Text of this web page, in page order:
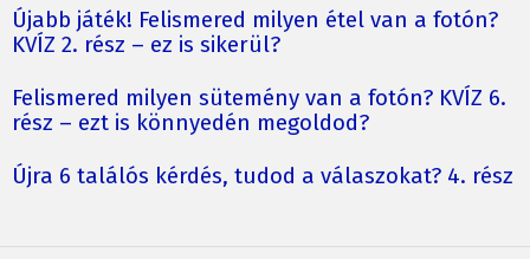
Újabb játék! Felismered milyen étel van a fotón?
KVÍZ 2. rész – ez is sikerül?
Felismered milyen sütemény van a fotón? KVÍZ 6.
rész – ezt is könnyedén megoldod?
Újra 6 találós kérdés, tudod a válaszokat? 4. rész